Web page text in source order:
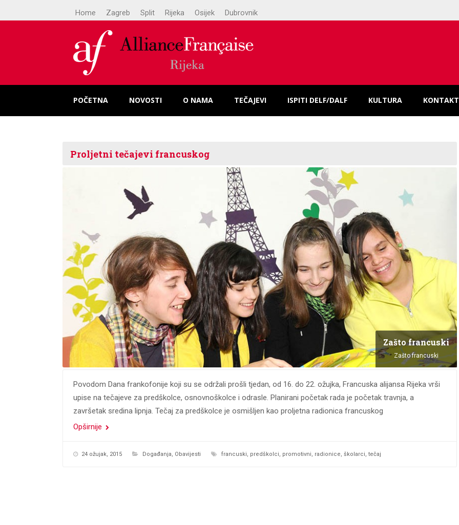
Home Zagreb Split Rijeka Osijek Dubrovnik
POČETNA NOVOSTI O NAMA TEČAJEVI ISPITI DELF/DALF KULTURA KONTAKT
Proljetni tečajevi francuskog
Zašto francuski
Zašto francuski
Povodom Dana frankofonije koji su se održali prošli tjedan, od 16. do 22. ožujka, Francuska alijansa Rijeka vrši
upise na tečajeve za predškolce, osnovnoškolce i odrasle. Planirani početak rada je početak travnja, a
završetak sredina lipnja. Tečaj za predškolce je osmišljen kao proljetna radionica francuskog
Opširnije
24 ožujak, 2015 Događanja, Obavijesti francuski, predškolci, promotivni, radionice, školarci, tečaj